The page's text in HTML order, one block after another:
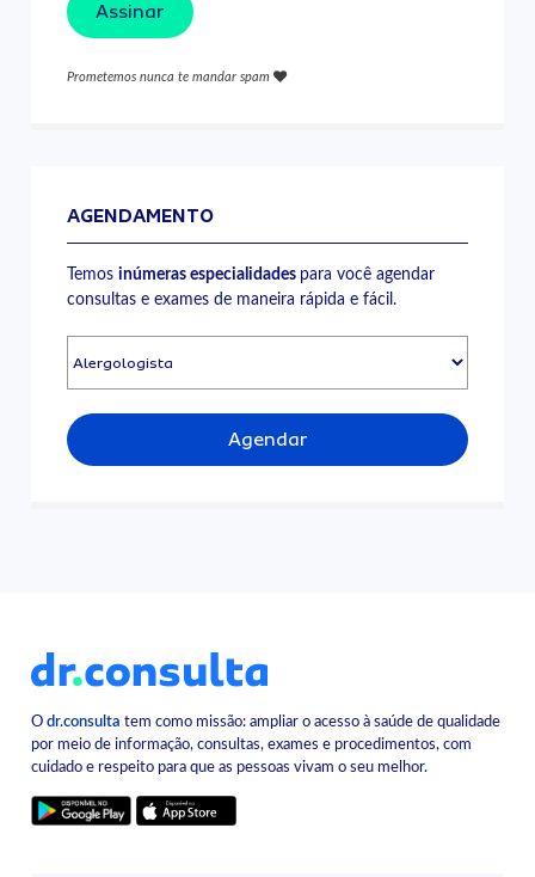
Assinar
Prometemos nunca te mandar spam
AGENDAMENTO
Temosinúmeras especialidades para você agendar
consultas e exames de maneira rápida e fácil.
Agendar
Odr.consulta tem como missão: ampliar o acesso à saúde de qualidade
por meio de informação, consultas, exames e procedimentos, com
cuidado e respeito para que as pessoas vivam o seu melhor.